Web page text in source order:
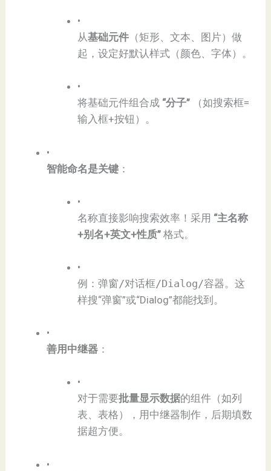
•
从​​基础元件​ ​（矩形、文本、图片）做
起，设定好默认样式（颜色、字体）。
•
将基础元件组合成 ​ ​“分子”​ ​ （如搜索框=
输入框+按钮）。
•
​智能命名是关键​ ​：
•
名称直接影响搜索效率！采用 ​ ​“主名称
+别名+英文+性质”​ ​ 格式。
•
例：弹窗/对话框/Dialog/容器。这
样搜“弹窗”或“Dialog”都能找到。
•
​善用中继器​ ​：
•
对于需要​​批量显示数据​​的组件（如列
表、表格），用中继器制作，后期填数
据超方便。
•